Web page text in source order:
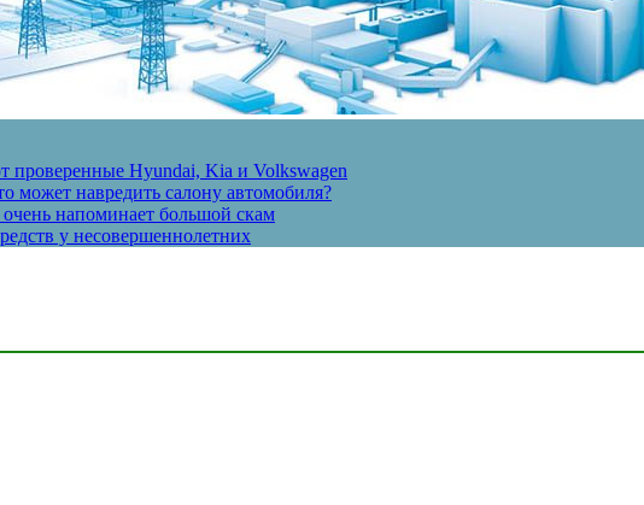
проверенные Hyundai, Kia и Volkswagen
может навредить салону автомобиля?
напоминает большой скам
у несовершеннолетних